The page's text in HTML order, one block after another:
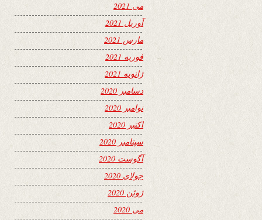
می 2021
آوریل 2021
مارس 2021
فوریه 2021
ژانویه 2021
دسامبر 2020
نوامبر 2020
اکتبر 2020
سپتامبر 2020
آگوست 2020
جولای 2020
ژوئن 2020
می 2020